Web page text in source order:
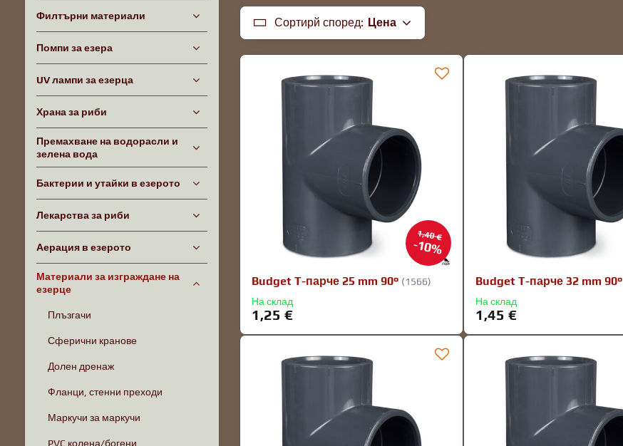
Сортирй според: Цена
1,40 €
10%
Budget T-парче 25 mm 90° (1566)
На склад
1,25 €
Budget T-парче 32 mm 90°
На склад
1,45 €
Филтърни материали
Помпи за езера
UV лампи за езерца
Храна за риби
Премахване на водорасли и
зелена вода
Бактерии и утайки в езерото
Лекарства за риби
Аерация в езерото
Материали за изграждане на
езерце
Плъзгачи
Сферични кранове
Долен дренаж
Фланци, стенни преходи
Маркучи за маркучи
PVC колена/богени